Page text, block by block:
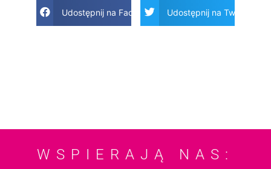
Udostępnij na Facebook Udostępnij na Twitter
WSPIERAJĄ NAS: